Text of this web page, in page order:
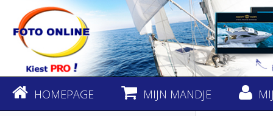
HOMEPAGE MIJN MANDJE